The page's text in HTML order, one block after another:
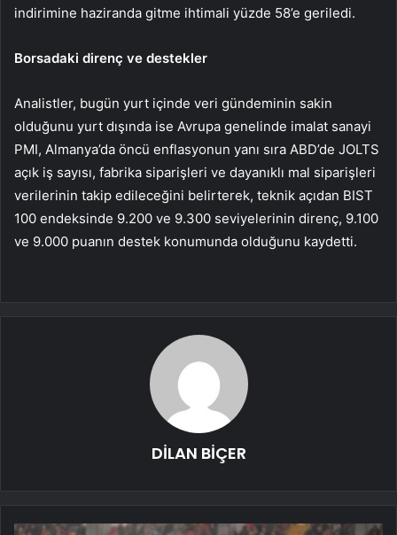
indirimine haziranda gitme ihtimali yüzde 58’e geriledi.
Borsadaki direnç ve destekler
Analistler, bugün yurt içinde veri gündeminin sakin
olduğunu yurt dışında ise Avrupa genelinde imalat sanayi
PMI, Almanya’da öncü enflasyonun yanı sıra ABD’de JOLTS
açık iş sayısı, fabrika siparişleri ve dayanıklı mal siparişleri
verilerinin takip edileceğini belirterek, teknik açıdan BIST
100 endeksinde 9.200 ve 9.300 seviyelerinin direnç, 9.100
ve 9.000 puanın destek konumunda olduğunu kaydetti.
DİLAN BİÇER